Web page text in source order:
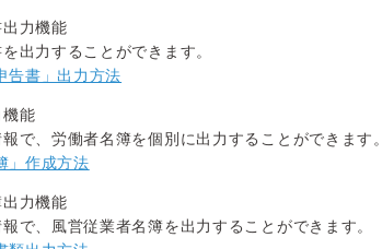
力機能
出力することができます。
告書」出力方法
能
で、労働者名簿を個別に出力することができます。
」作成方法
力機能
で、風営従業者名簿を出力することができます。